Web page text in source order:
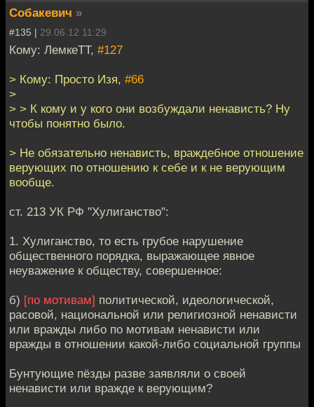
Собакевич »
#135 | 29.06.12 11:29
Кому: ЛемкеТТ, #127
> Кому: Просто Изя, #66
>
> > К кому и у кого они возбуждали ненависть? Ну
чтобы понятно было.
> Не обязательно ненависть, враждебное отношение
верующих по отношению к себе и к не верующим
вообще.
ст. 213 УК РФ "Хулиганство":
1. Хулиганство, то есть грубое нарушение
общественного порядка, выражающее явное
неуважение к обществу, совершенное:
б) [по мотивам] политической, идеологической,
расовой, национальной или религиозной ненависти
или вражды либо по мотивам ненависти или
вражды в отношении какой-либо социальной группы
Бунтующие пёзды разве заявляли о своей
ненависти или вражде к верующим?